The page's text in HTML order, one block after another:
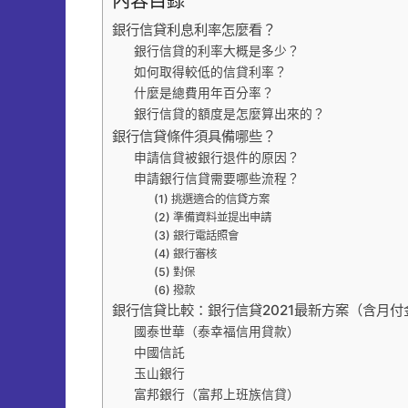
銀行信貸利息利率怎麼看？
銀行信貸的利率大概是多少？
如何取得較低的信貸利率？
什麼是總費用年百分率？
銀行信貸的額度是怎麼算出來的？
銀行信貸條件須具備哪些？
申請信貸被銀行退件的原因？
申請銀行信貸需要哪些流程？
(1) 挑選適合的信貸方案
(2) 準備資料並提出申請
(3) 銀行電話照會
(4) 銀行審核
(5) 對保
(6) 撥款
銀行信貸比較：銀行信貸2021最新方案（含月付
國泰世華（泰幸福信用貸款）
中國信託
玉山銀行
富邦銀行（富邦上班族信貸）